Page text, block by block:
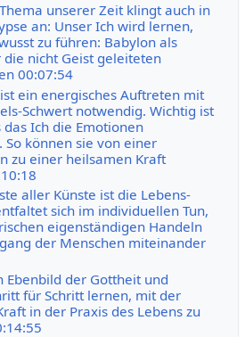
unserer Zeit klingt auch in
an: Unser Ich wird lernen,
zu führen: Babylon als
die nicht Geist geleiteten
00:07:54
ein energisches Auftreten mit
Schwert notwendig. Wichtig ist
das Ich die Emotionen
können sie von einer
zu einer heilsamen Kraft
aller Künste ist die Lebens-
sich im individuellen Tun,
eigenständigen Handeln
der Menschen miteinander
Ebenbild der Gottheit und
für Schritt lernen, mit der
in der Praxis des Lebens zu